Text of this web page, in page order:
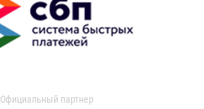
Официальный партнер